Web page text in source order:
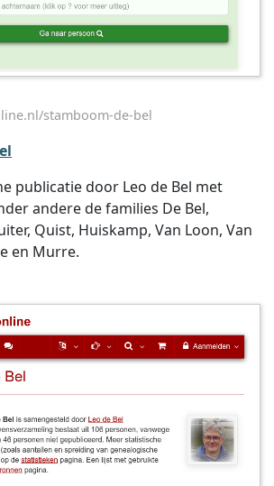
stamboom-de-bel
publicatie door Leo de Bel met
andere de families De Bel,
Quist, Huiskamp, Van Loon, Van
en Murre.